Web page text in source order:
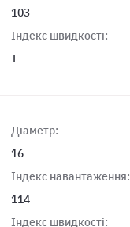
103
Індекс швидкості:
T
Діаметр:
16
Індекс навантаження:
114
Індекс швидкості: